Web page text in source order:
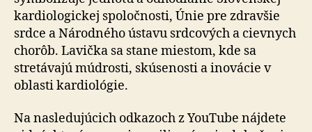
kardiologickej spoločnosti, Únie pre zdravšie
srdce a Národného ústavu srdcových a cievnych
chorôb. Lavička sa stane miestom, kde sa
stretávajú múdrosti, skúsenosti a inovácie v
oblasti kardiológie.
Na nasledujúcich odkazoch z YouTube nájdete